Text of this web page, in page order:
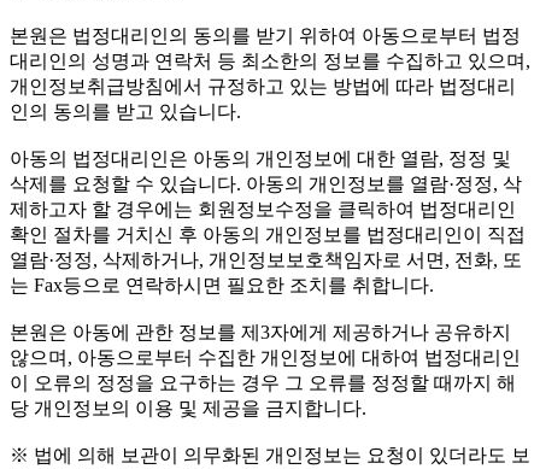
본원은 법정대리인의 동의를 받기 위하여 아동으로부터 법정
대리인의 성명과 연락처 등 최소한의 정보를 수집하고 있으며,
개인정보취급방침에서 규정하고 있는 방법에 따라 법정대리
인의 동의를 받고 있습니다.
아동의 법정대리인은 아동의 개인정보에 대한 열람, 정정 및
삭제를 요청할 수 있습니다. 아동의 개인정보를 열람·정정, 삭
제하고자 할 경우에는 회원정보수정을 클릭하여 법정대리인
확인 절차를 거치신 후 아동의 개인정보를 법정대리인이 직접
열람·정정, 삭제하거나, 개인정보보호책임자로 서면, 전화, 또
는 Fax등으로 연락하시면 필요한 조치를 취합니다.
본원은 아동에 관한 정보를 제3자에게 제공하거나 공유하지
않으며, 아동으로부터 수집한 개인정보에 대하여 법정대리인
이 오류의 정정을 요구하는 경우 그 오류를 정정할 때까지 해
당 개인정보의 이용 및 제공을 금지합니다.
※ 법에 의해 보관이 의무화된 개인정보는 요청이 있더라도 보